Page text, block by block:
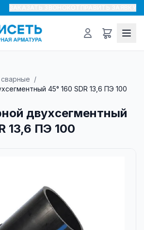
/
45° 160 SDR 13,6 ПЭ 100
двухсегментный
13,6 ПЭ 100